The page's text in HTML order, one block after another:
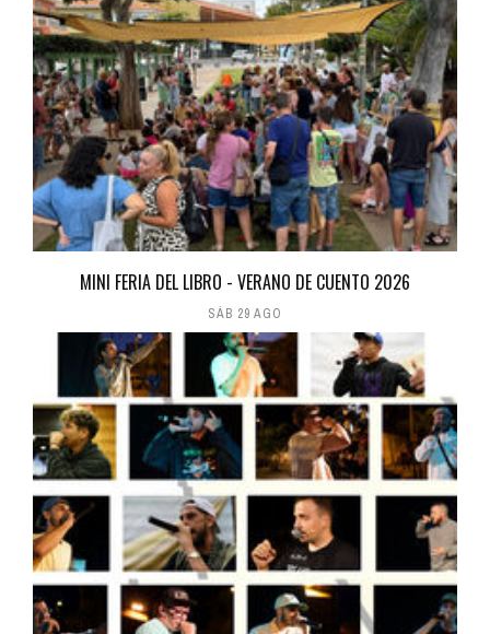
MINI FERIA DEL LIBRO - VERANO DE CUENTO 2026
SÁB 29 AGO